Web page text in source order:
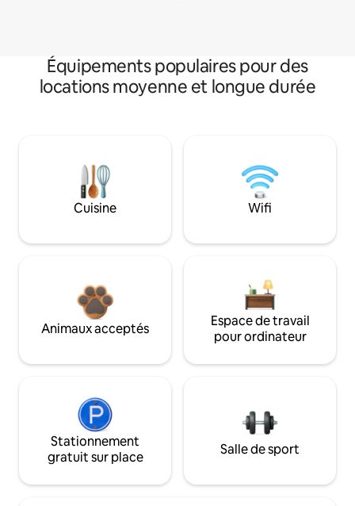
Équipements populaires pour des
locations moyenne et longue durée
Cuisine Wifi
Animaux acceptés
Espace de travail
pour ordinateur
Stationnement
gratuit sur place
Salle de sport